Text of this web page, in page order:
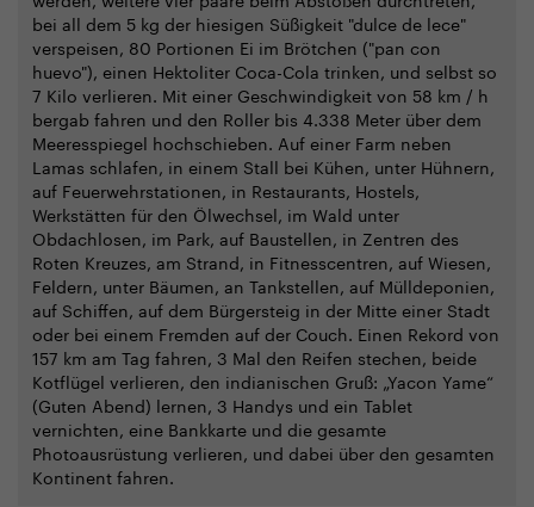
bei all dem 5 kg der hiesigen Süßigkeit "dulce de lece"
verspeisen, 80 Portionen Ei im Brötchen ("pan con
huevo"), einen Hektoliter Coca-Cola trinken, und selbst so
7 Kilo verlieren. Mit einer Geschwindigkeit von 58 km / h
bergab fahren und den Roller bis 4.338 Meter über dem
Meeresspiegel hochschieben. Auf einer Farm neben
Lamas schlafen, in einem Stall bei Kühen, unter Hühnern,
auf Feuerwehrstationen, in Restaurants, Hostels,
Werkstätten für den Ölwechsel, im Wald unter
Obdachlosen, im Park, auf Baustellen, in Zentren des
Roten Kreuzes, am Strand, in Fitnesscentren, auf Wiesen,
Feldern, unter Bäumen, an Tankstellen, auf Mülldeponien,
auf Schiffen, auf dem Bürgersteig in der Mitte einer Stadt
oder bei einem Fremden auf der Couch. Einen Rekord von
157 km am Tag fahren, 3 Mal den Reifen stechen, beide
Kotflügel verlieren, den indianischen Gruß: „Yacon Yame“
(Guten Abend) lernen, 3 Handys und ein Tablet
vernichten, eine Bankkarte und die gesamte
Photoausrüstung verlieren, und dabei über den gesamten
Kontinent fahren.